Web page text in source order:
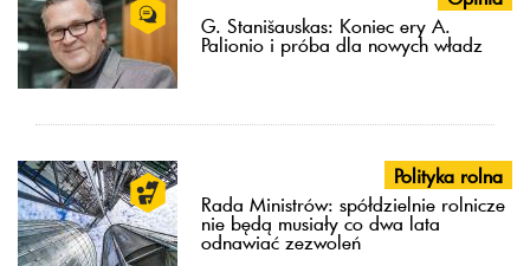
G. Stanišauskas: Koniec ery A.
Palionio i próba dla nowych władz
Polityka rolna
Rada Ministrów: spółdzielnie rolnicze
nie będą musiały co dwa lata
odnawiać zezwoleń